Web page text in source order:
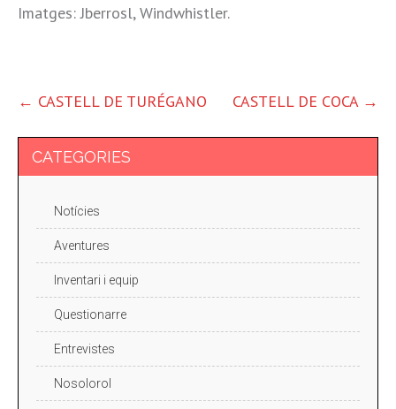
Imatges: Jberrosl, Windwhistler.
ALTRES
ENTRADES
← CASTELL DE TURÉGANO CASTELL DE COCA →
CATEGORIES
Notícies
Aventures
Inventari i equip
Questionarre
Entrevistes
Nosolorol